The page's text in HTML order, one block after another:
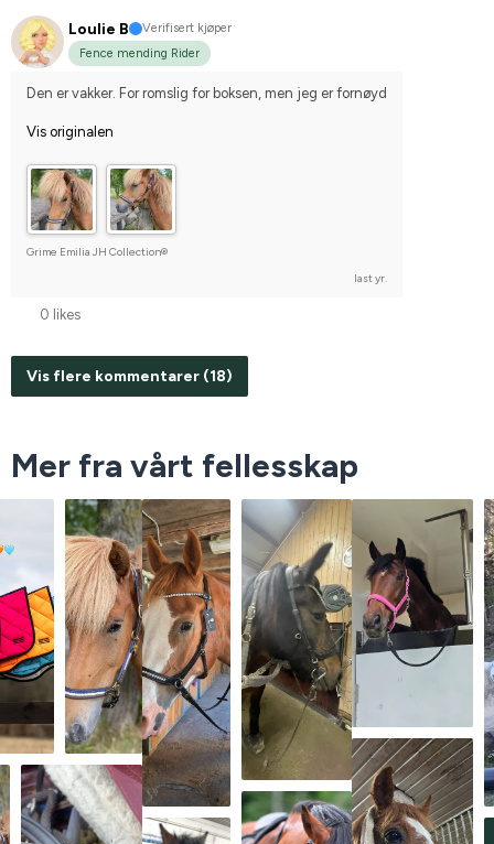
Loulie B
Verifisert kjøper
Fence mending Rider
Den er vakker. For romslig for boksen, men jeg er fornøyd
Vis originalen
Grime Emilia JH Collection®
last yr.
0 likes
Vis flere kommentarer (18)
Mer fra vårt fellesskap